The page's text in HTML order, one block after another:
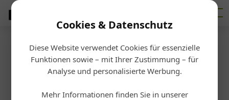
Cookies & Datenschutz
Diese Website verwendet Cookies für essenzielle
Funktionen sowie – mit Ihrer Zustimmung – für
Analyse und personalisierte Werbung.
Mehr Informationen finden Sie in unserer
Startseite/Allgemein
Objektbericht
40 Jahre sind kein Alter